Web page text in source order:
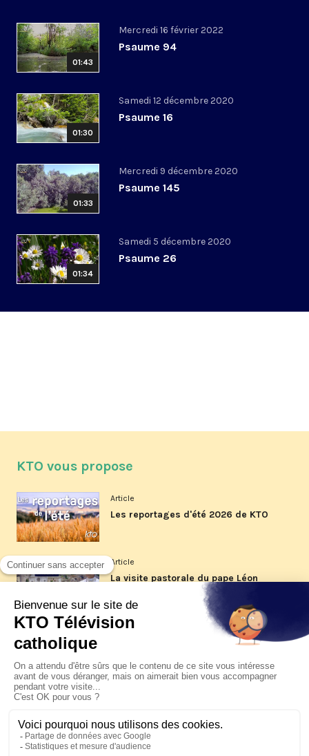
01:43
Mercredi 16 février 2022
Psaume 94
01:30
Samedi 12 décembre 2020
Psaume 16
01:33
Mercredi 9 décembre 2020
Psaume 145
01:34
Samedi 5 décembre 2020
Psaume 26
KTO vous propose
Article
Les reportages d'été 2026 de KTO
Article
La visite pastorale du pape Léon
XIV à Assise à suivre sur KTO le
Article
Le pape en Uruguay, Argentine et
© KTO 2026 —Contact—Mentions légales